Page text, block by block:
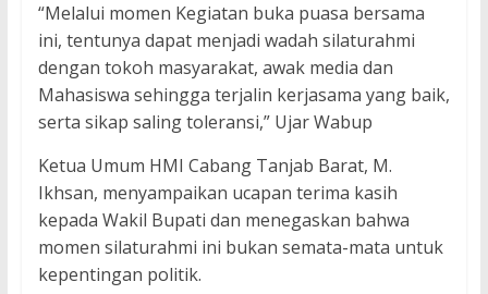
“Melalui momen Kegiatan buka puasa bersama
ini, tentunya dapat menjadi wadah silaturahmi
dengan tokoh masyarakat, awak media dan
Mahasiswa sehingga terjalin kerjasama yang baik,
serta sikap saling toleransi,” Ujar Wabup
Ketua Umum HMI Cabang Tanjab Barat, M.
Ikhsan, menyampaikan ucapan terima kasih
kepada Wakil Bupati dan menegaskan bahwa
momen silaturahmi ini bukan semata-mata untuk
kepentingan politik.